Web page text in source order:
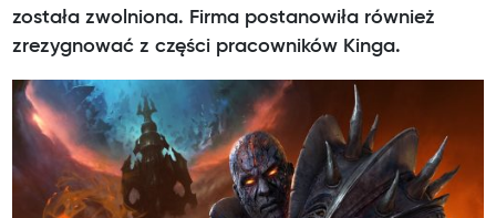
została zwolniona. Firma postanowiła również
zrezygnować z części pracowników Kinga.